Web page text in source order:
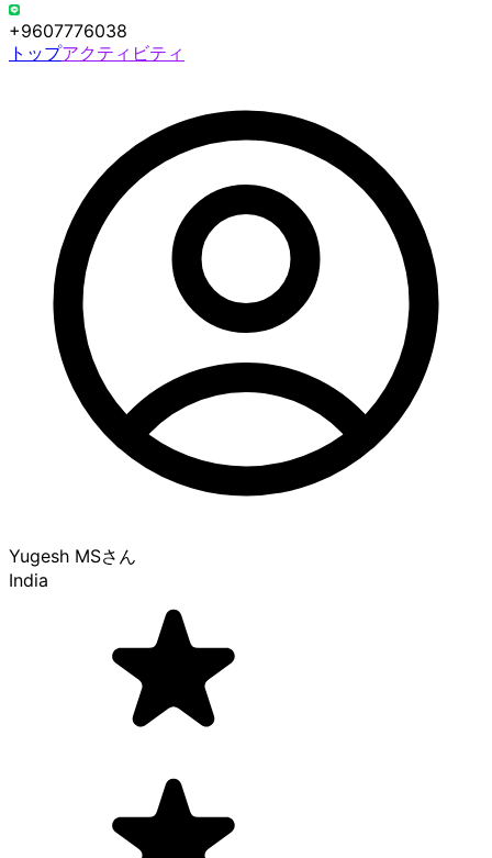
+9607776038
トップアクティビティ
Yugesh MSさん
India